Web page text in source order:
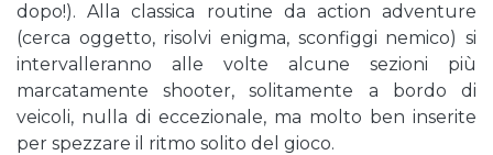
dopo!). Alla classica routine da action adventure
(cerca oggetto, risolvi enigma, sconfiggi nemico) si
intervalleranno alle volte alcune sezioni più
marcatamente shooter, solitamente a bordo di
veicoli, nulla di eccezionale, ma molto ben inserite
per spezzare il ritmo solito del gioco.